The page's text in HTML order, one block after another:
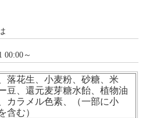
00:00～
落花生、小麦粉、砂糖、米
豆、還元麦芽糖水飴、植物油
カラメル色素、（一部に小
含む）